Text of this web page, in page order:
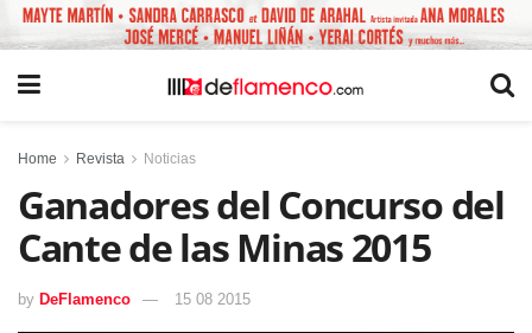
Home Revista Noticias
Ganadores del Concurso del
Cante de las Minas 2015
by DeFlamenco 15 08 2015